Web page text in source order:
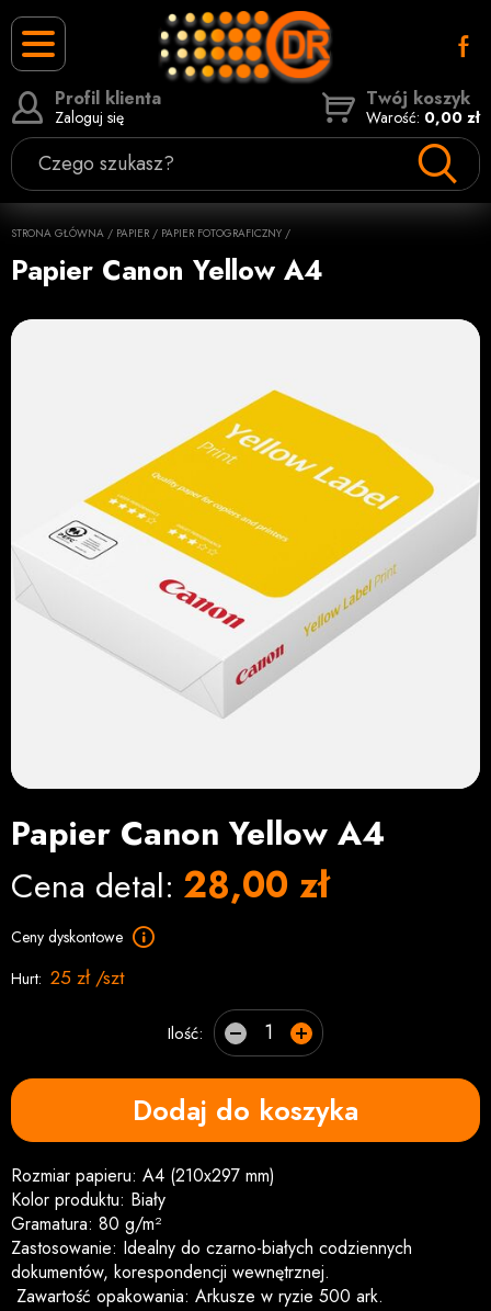
Czego szukasz?
Profil klienta
Zaloguj się
Twój koszyk
Warość: 0,00 zł
STRONA GŁÓWNA / PAPIER / PAPIER FOTOGRAFICZNY /
Papier Canon Yellow A4
Papier Canon Yellow A4
Cena detal: 28,00 zł
Ceny dyskontowe
Hurt: 25 zł /szt
Ilość:
Dodaj do koszyka
Rozmiar papieru: A4 (210x297 mm)
Kolor produktu: Biały
Gramatura: 80 g/m²
Zastosowanie: Idealny do czarno-białych codziennych
dokumentów, korespondencji wewnętrznej.
Zawartość opakowania: Arkusze w ryzie 500 ark.